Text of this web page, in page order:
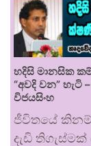
හදිසි මානසික
“අවදි වන” හැටි
විජයසිංහ
ජීවිතයේ
දැඩි